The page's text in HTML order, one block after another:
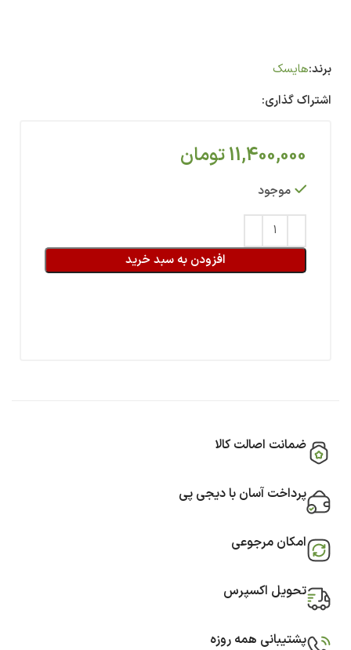
برند:هایسک
اشتراک گذاری:
11,400,000تومان
موجود
افزودن به سبد خرید
ضمانت اصالت کالا
پرداخت آسان با دیجی پی
امکان مرجوعی
تحویل اکسپرس
پشتیبانی همه روزه